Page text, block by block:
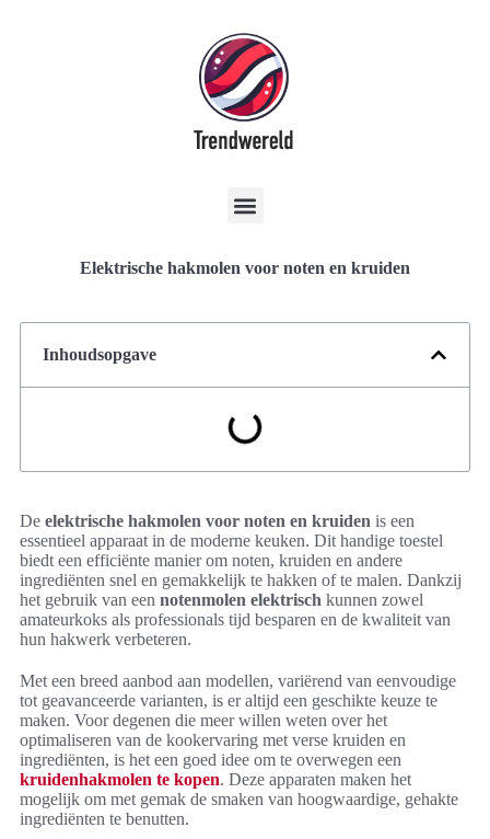
Elektrische hakmolen voor noten en kruiden
Inhoudsopgave
De elektrische hakmolen voor noten en kruiden is een
essentieel apparaat in de moderne keuken. Dit handige toestel
biedt een efficiënte manier om noten, kruiden en andere
ingrediënten snel en gemakkelijk te hakken of te malen. Dankzij
het gebruik van een notenmolen elektrisch kunnen zowel
amateurkoks als professionals tijd besparen en de kwaliteit van
hun hakwerk verbeteren.
Met een breed aanbod aan modellen, variërend van eenvoudige
tot geavanceerde varianten, is er altijd een geschikte keuze te
maken. Voor degenen die meer willen weten over het
optimaliseren van de kookervaring met verse kruiden en
ingrediënten, is het een goed idee om te overwegen een
kruidenhakmolen te kopen. Deze apparaten maken het
mogelijk om met gemak de smaken van hoogwaardige, gehakte
ingrediënten te benutten.